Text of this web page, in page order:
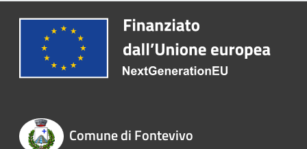
Comune di Fontevivo